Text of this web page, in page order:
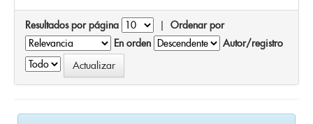
Resultados por página | Ordenar por
En orden
Autor/registro